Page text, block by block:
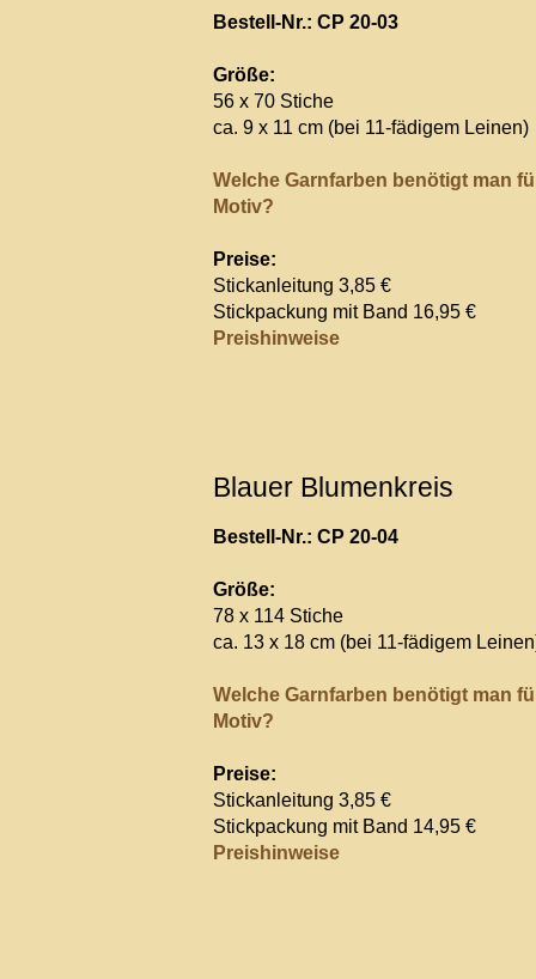
Bestell-Nr.: CP 20-03
Größe:
56 x 70 Stiche
ca. 9 x 11 cm (bei 11-fädigem Leinen)
Welche Garnfarben benötigt man
Motiv?
Preise:
Stickanleitung 3,85 €
Stickpackung mit Band 16,95 €
Preishinweise
Blauer Blumenkreis
Bestell-Nr.: CP 20-04
Größe:
78 x 114 Stiche
ca. 13 x 18 cm (bei 11-fädigem
Welche Garnfarben benötigt man
Motiv?
Preise:
Stickanleitung 3,85 €
Stickpackung mit Band 14,95 €
Preishinweise